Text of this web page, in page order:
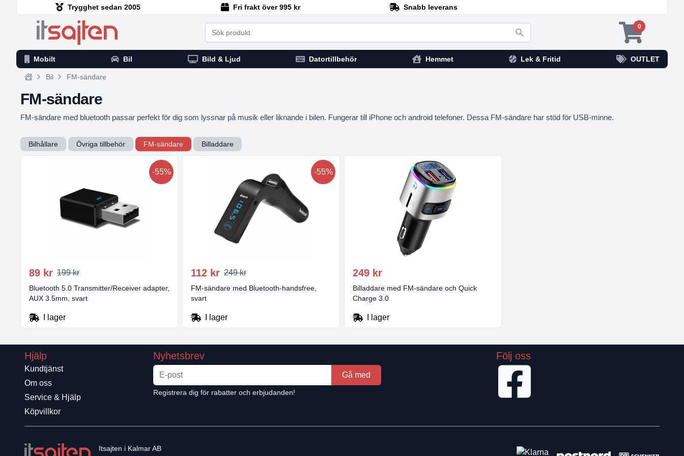
Trygghet sedan 2005 Fri frakt över 995 kr Snabb leverans
Search 0
Mobilt Bil Bild & Ljud Datortillbehör Hemmet Lek & Fritid OUTLET
Bil FM-sändare
FM-sändare
FM-sändare med bluetooth passar perfekt för dig som lyssnar på musik eller liknande i bilen. Fungerar till iPhone och android telefoner. Dessa FM-sändare har stöd för USB-minne.
Bilhållare Övriga tillbehör FM-sändare Billaddare
-55%
89 kr 199 kr
Bluetooth 5.0 Transmitter/Receiver adapter,
AUX 3.5mm, svart
I lager
-55%
112 kr 249 kr
FM-sändare med Bluetooth-handsfree,
svart
I lager
249 kr
Billaddare med FM-sändare och Quick
Charge 3.0
I lager
Hjälp
Kundtjänst
Om oss
Service & Hjälp
Köpvillkor
Nyhetsbrev
Gå med
Registrera dig för rabatter och erbjudanden!
Följ oss
Itsajten i Kalmar AB